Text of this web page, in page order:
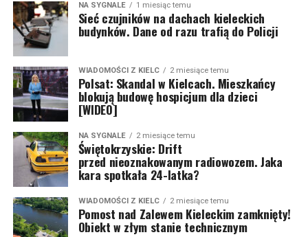
NA SYGNALE 1 miesiąc temu
Sieć czujników na dachach kieleckich
budynków. Dane od razu trafią do Policji
WIADOMOŚCI Z KIELC 2 miesiące temu
Polsat: Skandal w Kielcach. Mieszkańcy
blokują budowę hospicjum dla dzieci
[WIDEO]
NA SYGNALE 2 miesiące temu
Świętokrzyskie: Drift
przed nieoznakowanym radiowozem. Jaka
kara spotkała 24-latka?
WIADOMOŚCI Z KIELC 2 miesiące temu
Pomost nad Zalewem Kieleckim zamknięty!
Obiekt w złym stanie technicznym